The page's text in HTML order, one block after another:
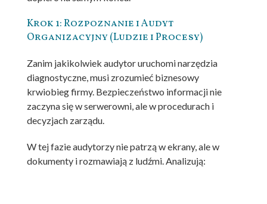
Krok 1: Rozpoznanie i Audyt
Organizacyjny (Ludzie i Procesy)
Zanim jakikolwiek audytor uruchomi narzędzia
diagnostyczne, musi zrozumieć biznesowy
krwiobieg firmy. Bezpieczeństwo informacji nie
zaczyna się w serwerowni, ale w procedurach i
decyzjach zarządu.
W tej fazie audytorzy nie patrzą w ekrany, ale w
dokumenty i rozmawiają z ludźmi. Analizują: